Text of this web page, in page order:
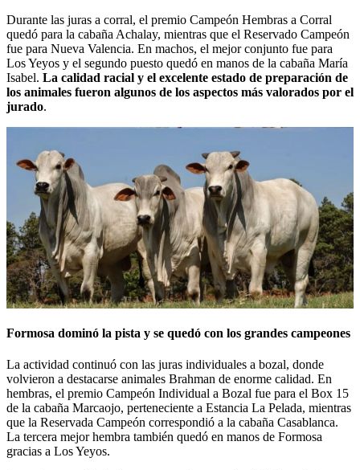
Durante las juras a corral, el premio Campeón Hembras a Corral
quedó para la cabaña Achalay, mientras que el Reservado Campeón
fue para Nueva Valencia. En machos, el mejor conjunto fue para
Los Yeyos y el segundo puesto quedó en manos de la cabaña María
Isabel. La calidad racial y el excelente estado de preparación de
los animales fueron algunos de los aspectos más valorados por el
jurado.
Formosa dominó la pista y se quedó con los grandes campeones
La actividad continuó con las juras individuales a bozal, donde
volvieron a destacarse animales Brahman de enorme calidad. En
hembras, el premio Campeón Individual a Bozal fue para el Box 15
de la cabaña Marcaojo, perteneciente a Estancia La Pelada, mientras
que la Reservada Campeón correspondió a la cabaña Casablanca.
La tercera mejor hembra también quedó en manos de Formosa
gracias a Los Yeyos.